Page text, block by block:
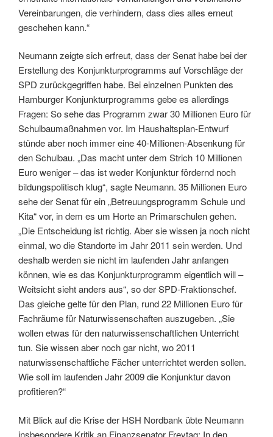
Vereinbarungen, die verhindern, dass dies alles erneut
geschehen kann.“
Neumann zeigte sich erfreut, dass der Senat habe bei der
Erstellung des Konjunkturprogramms auf Vorschläge der
SPD zurückgegriffen habe. Bei einzelnen Punkten des
Hamburger Konjunkturprogramms gebe es allerdings
Fragen: So sehe das Programm zwar 30 Millionen Euro für
Schulbaumaßnahmen vor. Im Haushaltsplan-Entwurf
stünde aber noch immer eine 40-Millionen-Absenkung für
den Schulbau. „Das macht unter dem Strich 10 Millionen
Euro weniger – das ist weder Konjunktur fördernd noch
bildungspolitisch klug“, sagte Neumann. 35 Millionen Euro
sehe der Senat für ein „Betreuungsprogramm Schule und
Kita“ vor, in dem es um Horte an Primarschulen gehen.
„Die Entscheidung ist richtig. Aber sie wissen ja noch nicht
einmal, wo die Standorte im Jahr 2011 sein werden. Und
deshalb werden sie nicht im laufenden Jahr anfangen
können, wie es das Konjunkturprogramm eigentlich will –
Weitsicht sieht anders aus“, so der SPD-Fraktionschef.
Das gleiche gelte für den Plan, rund 22 Millionen Euro für
Fachräume für Naturwissenschaften auszugeben. „Sie
wollen etwas für den naturwissenschaftlichen Unterricht
tun. Sie wissen aber noch gar nicht, wo 2011
naturwissenschaftliche Fächer unterrichtet werden sollen.
Wie soll im laufenden Jahr 2009 die Konjunktur davon
profitieren?“
Mit Blick auf die Krise der HSH Nordbank übte Neumann
insbesondere Kritik an Finanzsenator Freytag: In den